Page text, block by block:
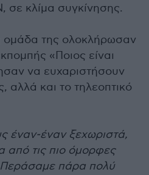
σε κλίμα συγκίνησης.
ομάδα της ολοκλήρωσαν
«Ποιος είναι
να ευχαριστήσουν
αλλά και το τηλεοπτικό
έναν-έναν ξεχωριστά,
από τις πιο όμορφες
Περάσαμε πάρα πολύ